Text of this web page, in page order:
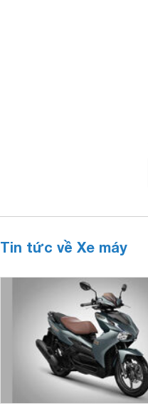
Tin tức về Xe máy